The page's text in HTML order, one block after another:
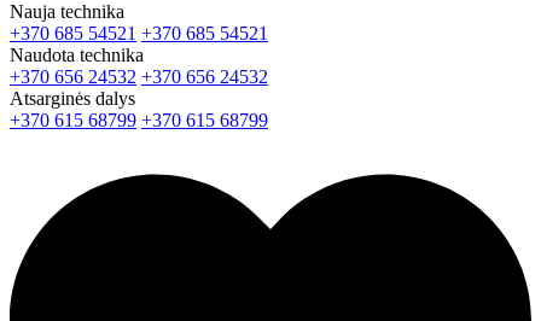
Nauja technika
+370 685 54521 +370 685 54521
Naudota technika
+370 656 24532 +370 656 24532
Atsarginės dalys
+370 615 68799 +370 615 68799